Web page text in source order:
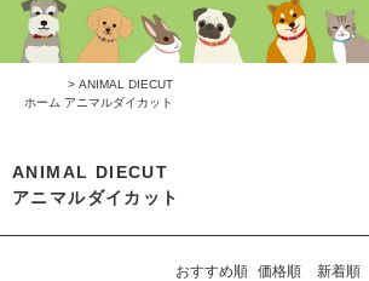
ホーム
> ANIMAL DIECUT
アニマルダイカット
ANIMAL DIECUT
アニマルダイカット
おすすめ順 価格順 新着順